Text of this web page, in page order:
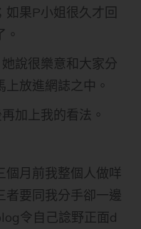
如果P小姐很久才回
說很樂意和大家分
放進網誌之中。
加上我的看法。
個月前我整個人做咩
者要同我分手卻一邊
令自己諗野正面d